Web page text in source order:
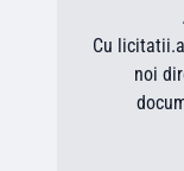
Cu
noi